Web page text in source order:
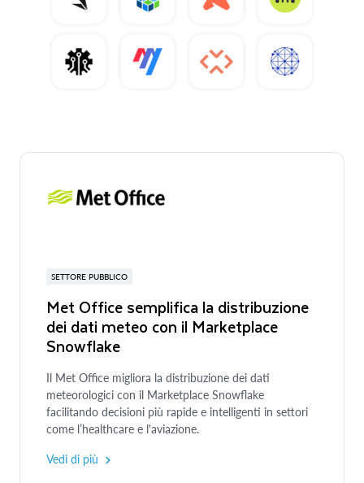
SETTORE PUBBLICO
Met Office semplifica la distribuzione
dei dati meteo con il Marketplace
Snowflake
Il Met Office migliora la distribuzione dei dati
meteorologici con il Marketplace Snowflake
facilitando decisioni più rapide e intelligenti in settori
come l’healthcare e l'aviazione.
Vedi di più